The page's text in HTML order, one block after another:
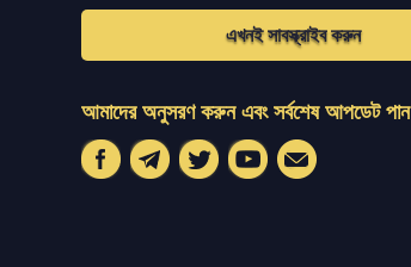
এখনই সাবস্ক্রাইব করুন
আমাদের অনুসরণ করুন এবং সর্বশেষ আপডেট পান